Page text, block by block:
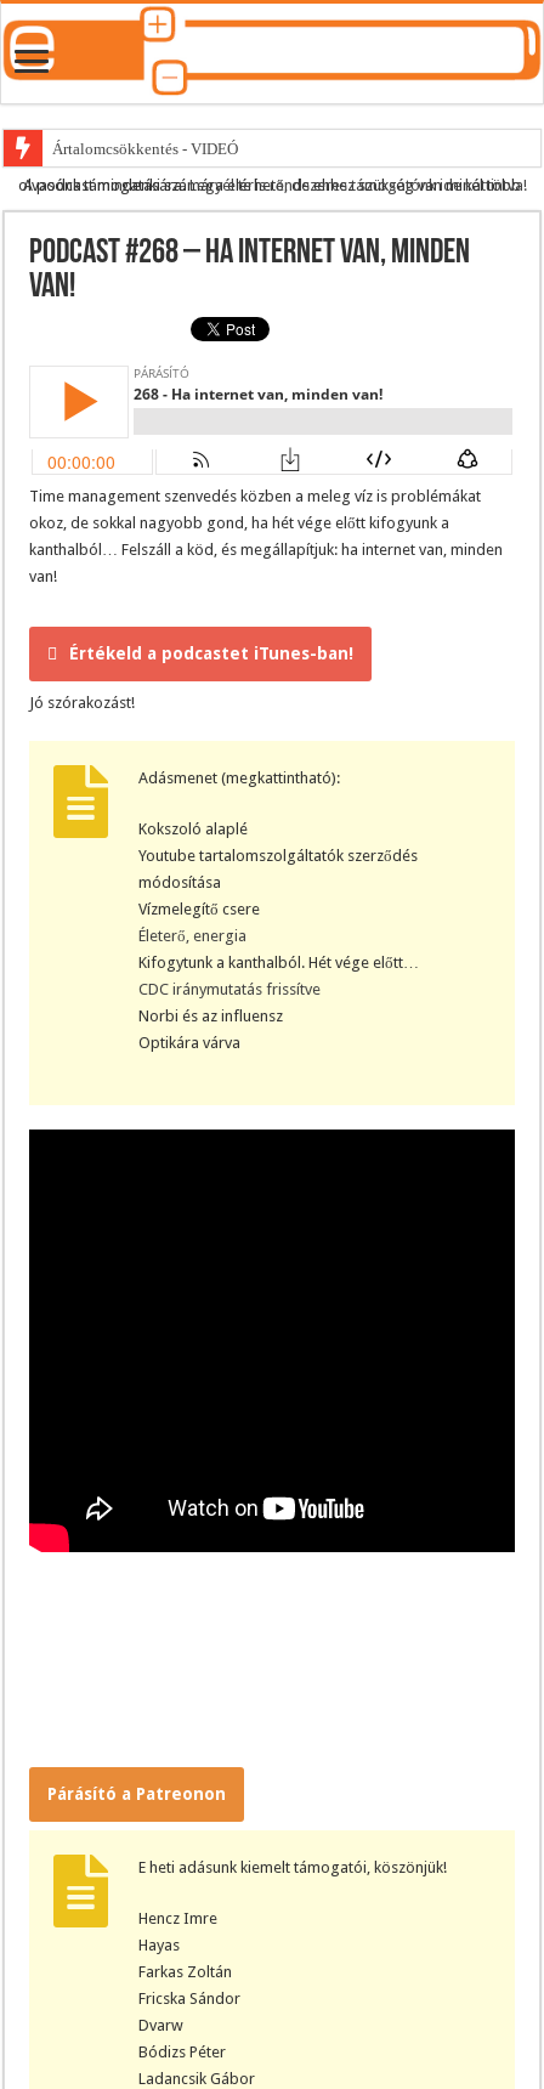
Ártalomcsökkentés - VIDEÓ
E-cigi használati szokások 2.0
Párásító podcast lejátszási lista
A podcast mindenki számára elérhető, de ehhez szükség van minél több olvasónk támogatására.Legyél te is rendszeres támogatónk ide kattintva!
Podcast #268 – Ha internet van, minden
van!
Time management szenvedés közben a meleg víz is problémákat
okoz, de sokkal nagyobb gond, ha hét vége előtt kifogyunk a
kanthalból… Felszáll a köd, és megállapítjuk: ha internet van, minden
van!
Értékeld a podcastet iTunes-ban!
Jó szórakozást!
Adásmenet (megkattintható):
Kokszoló alaplé
Youtube tartalomszolgáltatók szerződés
módosítása
Vízmelegítő csere
Életerő, energia
Kifogytunk a kanthalból. Hét vége előtt…
CDC iránymutatás frissítve
Norbi és az influensz
Optikára várva
Párásító a Patreonon
E heti adásunk kiemelt támogatói, köszönjük!
Hencz Imre
Hayas
Farkas Zoltán
Fricska Sándor
Dvarw
Bódizs Péter
Ladancsik Gábor